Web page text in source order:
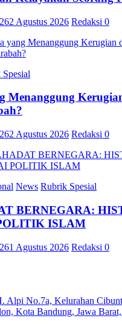
2 Agustus 2026 Redaksi 0
Menanggung
2 Agustus 2026 Redaksi 0
News Rubrik Spesial
BERNEGARA:
ISLAM
1 Agustus 2026 Redaksi 0
Alpi No.7a, Kelurahan
Kota Bandung, Jawa